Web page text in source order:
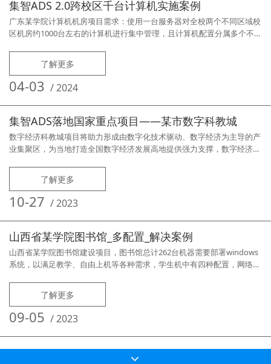
集智ADS 2.0跨校区千台计算机实施案例
广东某学院计算机机房项目需求：使用一台服务器对全校两个不同区域校
区机房约1000台左右的计算机进行集中管理，且计算机配置分属多个不同
维护等工作。针对客户的项目管理需求，东方亿盟采用旗下的《集智ADS
桌面云管理系统2.0》软件用于项目建设，集智ADS2.0的全新管理功能可
完全满足客户所有实际需求，项目实现如下功能：实现统一部署镜像、一
键
了解更多
04-03 /2024
集智ADS落地国家重点项目——某市数字科教城
数字经济科教城项目将助力形成由数字化技术驱动、数字经济为主导的产
业集聚区，为当地打造全国数字经济发展高地提供强力支撑，数字经济科
业总部基地、数字经济产业集聚区、数字经济新零售电商基地、产教融合
科研成果转换器等多个板块为一体的国家重点项目。项目建设的电子商务
实训室选择集智（ADS）桌面云管理系统作为集中控制平台，并实现教学
广播及演示等电
了解更多
10-27 /2023
山西省某学院图书馆_多配置_解决案例
山西省某学院图书馆建设项目，图书馆总计262台机器需要部署windows
系统，以满足教学、自由上机等各种需求，学生机中有四种配置，网络环
4130有122台，部署windows7系统；联想启天M437有48台，部署
windows11系统；联想启天B428有2台，部署windows10系统。项目实现
本项目使用启天M437
了解更多
09-05 /2023